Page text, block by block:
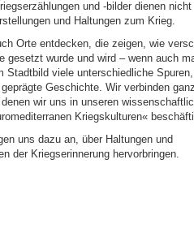
und -bilder dienen
und Haltungen zum Krieg.
Orte entdecken, die zeigen, wie
wurde und wird – wenn auch
viele unterschiedliche
Geschichte. Wir verbinden ganz
wir uns in unseren
Kriegskulturen«
uns dazu an, über Haltungen und
der Kriegserinnerung hervorbringen.